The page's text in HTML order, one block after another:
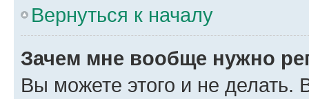
Вернуться к началу
Зачем мне вообще нужно
Вы можете этого и не делать.